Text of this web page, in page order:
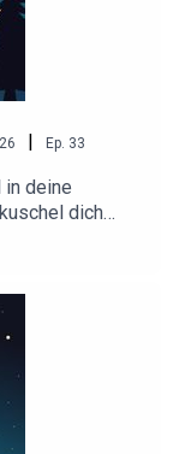
Ep. 33
in deine
dich
MediaIn
Monika
Monika
E. Fronk